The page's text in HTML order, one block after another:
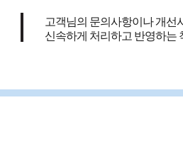
고객님의 문의사항이나 개선
신속하게 처리하고 반영하는